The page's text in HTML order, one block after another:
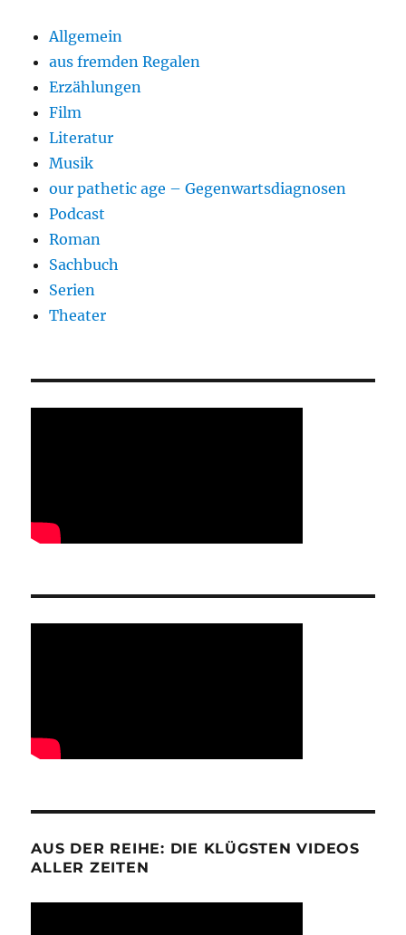
Allgemein
aus fremden Regalen
Erzählungen
Film
Literatur
Musik
our pathetic age – Gegenwartsdiagnosen
Podcast
Roman
Sachbuch
Serien
Theater
AUS DER REIHE: DIE KLÜGSTEN VIDEOS
ALLER ZEITEN